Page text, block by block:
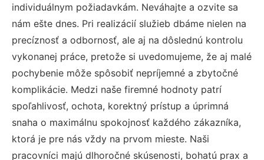
individuálnym požiadavkám. Neváhajte a ozvite sa
nám ešte dnes. Pri realizácií služieb dbáme nielen na
precíznosť a odbornosť, ale aj na dôslednú kontrolu
vykonanej práce, pretože si uvedomujeme, že aj malé
pochybenie môže spôsobiť nepríjemné a zbytočné
komplikácie. Medzi naše firemné hodnoty patrí
spoľahlivosť, ochota, korektný prístup a úprimná
snaha o maximálnu spokojnosť každého zákazníka,
ktorá je pre nás vždy na prvom mieste. Naši
pracovníci majú dlhoročné skúsenosti, bohatú prax a